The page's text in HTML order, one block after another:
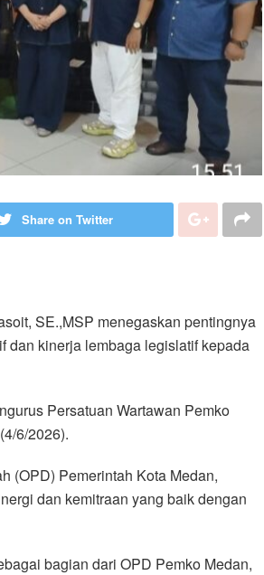
Share on Twitter
SE.,MSP menegaskan pentingnya
dan kinerja lembaga legislatif kepada
Persatuan Wartawan Pemko
6/2026).
(OPD) Pemerintah Kota Medan,
dan kemitraan yang baik dengan
bagian dari OPD Pemko Medan,